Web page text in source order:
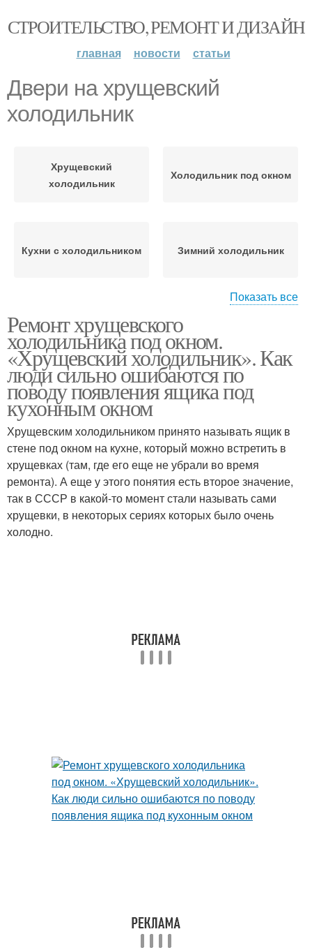
СТРОИТЕЛЬСТВО, РЕМОНТ И ДИЗАЙН
главная новости статьи
Двери на хрущевский
холодильник
Хрущевский
холодильник
Холодильник под окном
Кухни с холодильником Зимний холодильник
холодильника
Показать все
Ремонт хрущевского
холодильника под окном.
«Хрущевский холодильник». Как
люди сильно ошибаются по
поводу появления ящика под
кухонным окном
Хрущевским холодильником принято называть ящик в
стене под окном на кухне, который можно встретить в
хрущевках (там, где его еще не убрали во время
ремонта). А еще у этого понятия есть второе значение,
так в СССР в какой-то момент стали называть сами
хрущевки, в некоторых сериях которых было очень
холодно.